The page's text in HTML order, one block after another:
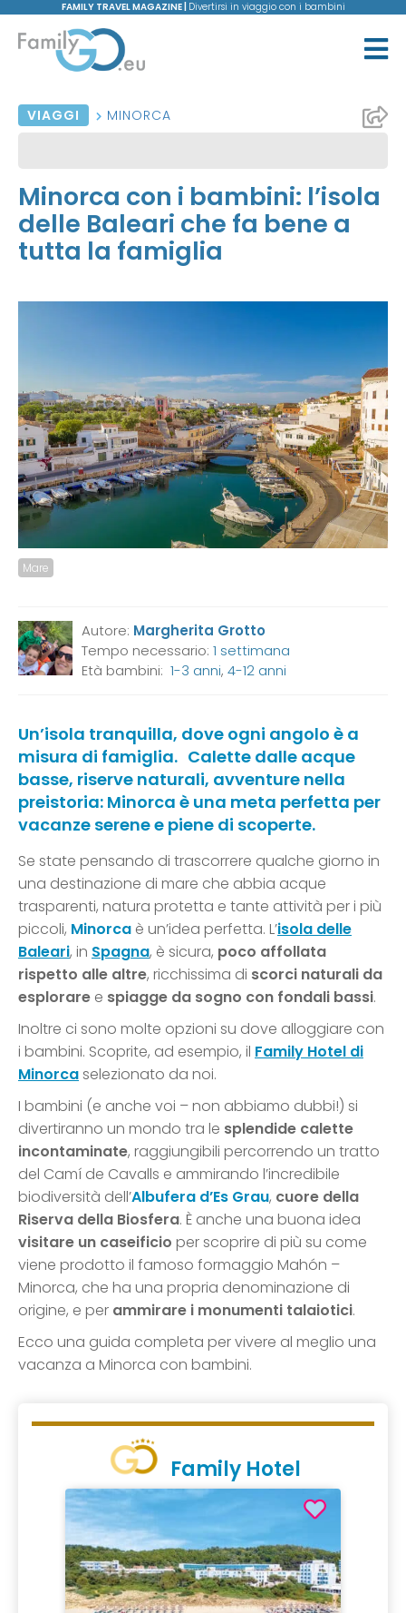
FAMILY TRAVEL MAGAZINE | Divertirsi in viaggio con i bambini
VIAGGI MINORCA
Minorca con i bambini: l’isola
delle Baleari che fa bene a
tutta la famiglia
Mare
Autore: Margherita Grotto
Tempo necessario: 1 settimana
Età bambini: 1-3 anni, 4-12 anni
Un’isola tranquilla, dove ogni angolo è a
misura di famiglia. Calette dalle acque
basse, riserve naturali, avventure nella
preistoria: Minorca è una meta perfetta per
vacanze serene e piene di scoperte.
Se state pensando di trascorrere qualche giorno in
una destinazione di mare che abbia acque
trasparenti, natura protetta e tante attività per i più
piccoli, Minorca è un’idea perfetta. L’isola delle
Baleari, in Spagna, è sicura, poco affollata
rispetto alle altre, ricchissima di scorci naturali da
esplorare e spiagge da sogno con fondali bassi.
Inoltre ci sono molte opzioni su dove alloggiare con
i bambini. Scoprite, ad esempio, il Family Hotel di
Minorcaselezionato da noi.
I bambini (e anche voi – non abbiamo dubbi!) si
divertiranno un mondo tra le splendide calette
incontaminate, raggiungibili percorrendo un tratto
del Camí de Cavalls e ammirando l’incredibile
biodiversità dell’Albufera d’Es Grau, cuore della
Riserva della Biosfera. È anche una buona idea
visitare un caseificio per scoprire di più su come
viene prodotto il famoso formaggio Mahón –
Minorca, che ha una propria denominazione di
origine, e per ammirare i monumenti talaiotici.
Ecco una guida completa per vivere al meglio una
vacanza a Minorca con bambini.
Family Hotel